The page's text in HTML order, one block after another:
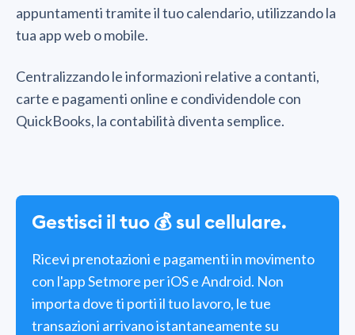
appuntamenti tramite il tuo calendario, utilizzando la
tua app web o mobile.
Centralizzando le informazioni relative a contanti,
carte e pagamenti online e condividendole con
QuickBooks, la contabilità diventa semplice.
Gestisci il tuo 💰 sul cellulare.
Ricevi prenotazioni e pagamenti in movimento
con l'app Setmore per iOS e Android. Non
importa dove ti porti il tuo lavoro, le tue
transazioni arrivano istantaneamente su